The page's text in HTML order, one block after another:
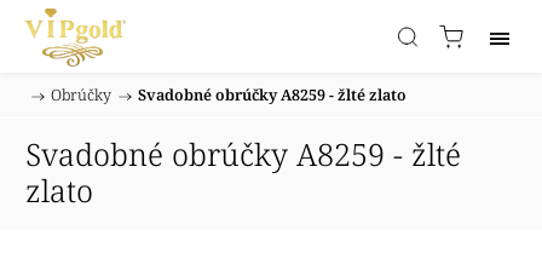
/ Obrúčky / Svadobné obrúčky A8259 - žlté zlato
Svadobné obrúčky A8259 - žlté
zlato